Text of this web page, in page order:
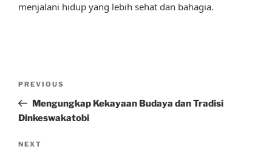
menjalani hidup yang lebih sehat dan bahagia.
Previous
Post
PREVIOUS
Mengungkap Kekayaan Budaya dan Tradisi
Dinkeswakatobi
Next
NEXT